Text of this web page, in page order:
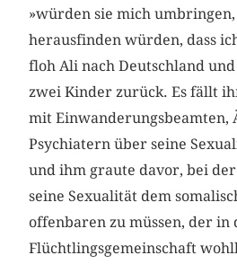
»würden sie mich
herausfinden würden, dass
floh Ali nach Deutschland
zwei Kinder zurück. Es fällt
mit Einwanderungsbeamten,
Psychiatern über seine
und ihm graute davor, bei
seine Sexualität dem
offenbaren zu müssen, der in
Flüchtlingsgemeinschaft